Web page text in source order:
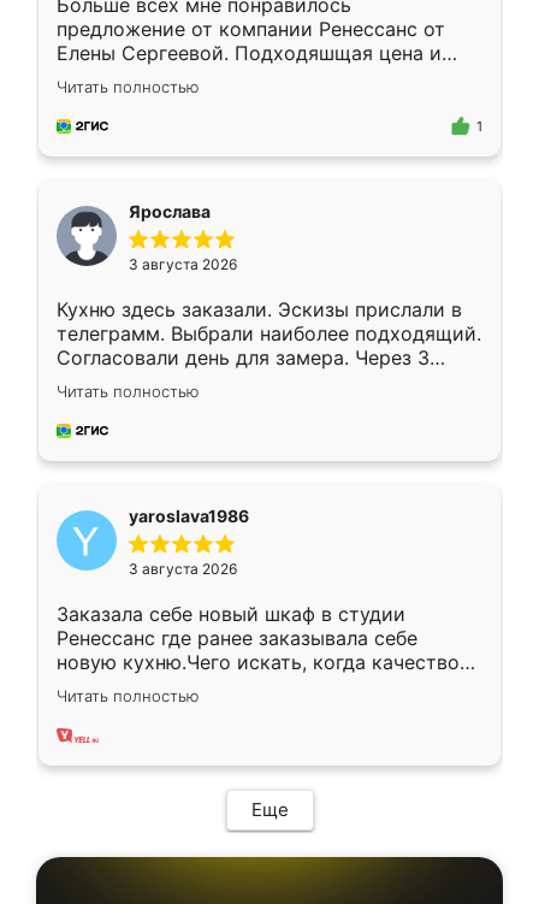
Больше всех мне понравилось
предложение от компании Ренессанс от
Елены Сергеевой. Подходяшщая цена и
короткие сроки изготовления. Приехавший
для замера сотрудник Владислав
предложил по моему эскизу самый
Читать полностью
1
Ярослава
3 августа 2026
Кухню здесь заказали. Эскизы прислали в
телеграмм. Выбрали наиболее подходящий.
Согласовали день для замера. Через 3
недели кухня была уже готова. Остались
довольны работой. Спасибо Ренессанс
мебель за качественную работу!
Читать полностью
yaroslava1986
3 августа 2026
Заказала себе новый шкаф в студии
Ренессанс где ранее заказывала себе
новую кухню.Чего искать, когда качеством
вполне довольна. Служит кухня уже почти
два года, нареканий нет.
Читать полностью
Еще